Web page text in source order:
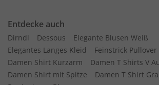
Entdecke auch
Dirndl Dessous
Elegante Blusen Weiß
Elegantes Langes Kleid
Feinstrick Pullover
Damen Shirt Kurzarm
Damen T Shirts V
Damen Shirt mit Spitze
Damen T Shirt